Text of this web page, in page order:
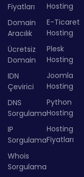
Fiyatları
Domain
Aracılık
Ücretsiz
Domain
IDN
Çevirici
DNS
Sorgulama
IP
Sorgulama
Whois
Sorgulama
Hosting
E-Ticaret
Hosting
Plesk
Hosting
Joomla
Hosting
Python
Hosting
Hosting
Fiyatları